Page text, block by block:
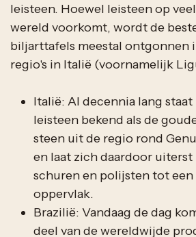
leisteen. Hoewel leisteen op
wereld voorkomt, wordt de
biljarttafels meestal ontgonnen
regio's in Italië (voornamelijk
Italië: Al decennia lang staat
leisteen bekend als de
steen uit de regio rond
en laat zich daardoor
schuren en polijsten tot
oppervlak.
Brazilië: Vandaag de dag
deel van de wereldwijde